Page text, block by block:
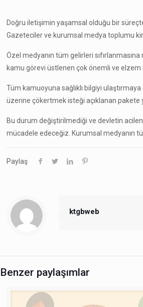
Doğru iletişimin yaşamsal olduğu bir
Gazeteciler ve kurumsal medya toplumu
Özel medyanın tüm gelirleri
kamu görevi üstlenen çok önemli ve
Tüm kamuoyuna sağlıklı bilgiyi
üzerine çökertmek isteği açıklanan pakete
Bu durum değiştirilmediği ve devletin
mücadele edeceğiz. Kurumsal medyanın
Paylaş
ktgbweb
Benzer paylaşımlar